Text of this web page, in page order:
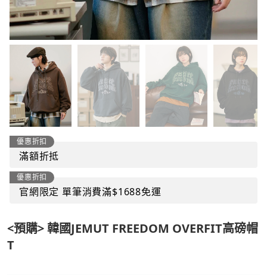
優惠折扣
滿額折抵
優惠折扣
官網限定 單筆消費滿$1688免運
<預購> 韓國JEMUT FREEDOM OVERFIT高磅帽
T